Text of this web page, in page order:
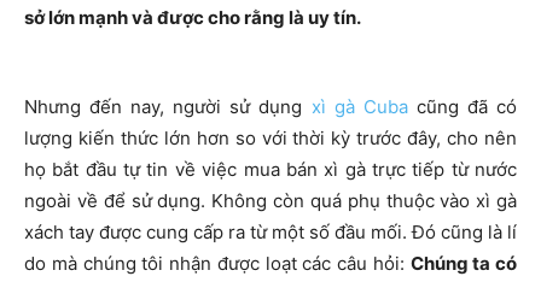
sở lớn mạnh và được cho rằng là uy tín.
Nhưng đến nay, người sử dụng xì gà Cubacũng đã có
lượng kiến thức lớn hơn so với thời kỳ trước đây, cho nên
họ bắt đầu tự tin về việc mua bán xì gà trực tiếp từ nước
ngoài về để sử dụng. Không còn quá phụ thuộc vào xì gà
xách tay được cung cấp ra từ một số đầu mối. Đó cũng là lí
do mà chúng tôi nhận được loạt các câu hỏi: Chúng ta có